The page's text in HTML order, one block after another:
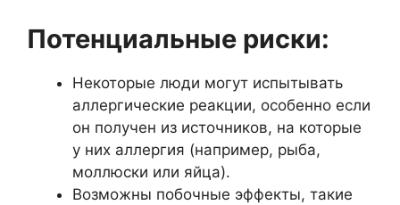
Потенциальные риски:
Некоторые люди могут испытывать
аллергические реакции, особенно если
он получен из источников, на которые
у них аллергия (например, рыба,
моллюски или яйца).
Возможны побочные эффекты, такие